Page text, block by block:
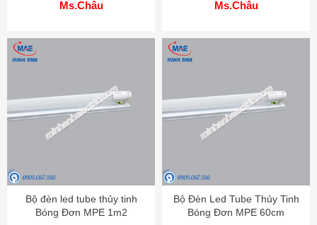
Ms.Châu Ms.Châu
Bộ đèn led tube thủy tinh
Bóng Đơn MPE 1m2
Bộ Đèn Led Tube Thủy Tinh
Bóng Đơn MPE 60cm